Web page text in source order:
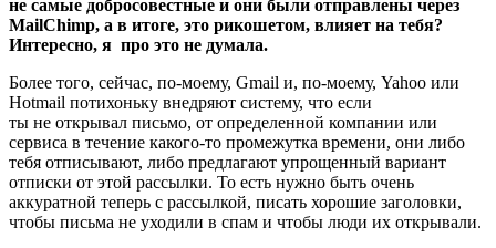
не самые добросовестные и они были отправлены через
MailChimp, а в итоге, это рикошетом, влияет на тебя?
Интересно, я про это не думала.
Более того, сейчас, по-моему, Gmail и, по-моему, Yahoo или
Hotmail потихоньку внедряют систему, что если
ты не открывал письмо, от определенной компании или
сервиса в течение какого-то промежутка времени, они либо
тебя отписывают, либо предлагают упрощенный вариант
отписки от этой рассылки. То есть нужно быть очень
аккуратной теперь с рассылкой, писать хорошие заголовки,
чтобы письма не уходили в спам и чтобы люди их открывали.